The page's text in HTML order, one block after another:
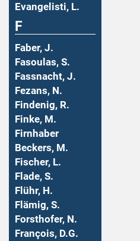
Evangelisti, L.
F
Faber, J.
Fasoulas, S.
Fassnacht, J.
Fezans, N.
Findenig, R.
Finke, M.
Firnhaber
Beckers, M.
Fischer, L.
Flade, S.
Flühr, H.
Flämig, S.
Forsthofer, N.
François, D.G.